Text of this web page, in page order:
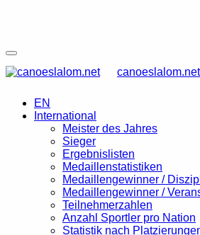
canoeslalom.net
EN
International
Meister des Jahres
Sieger
Ergebnislisten
Medaillenstatistiken
Medaillengewinner /
Medaillengewinner /
Teilnehmerzahlen
Anzahl Sportler pro Nation
Statistik nach